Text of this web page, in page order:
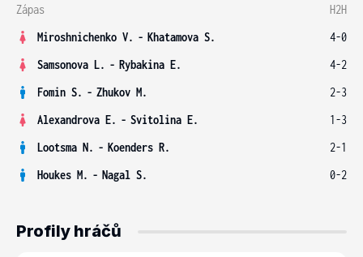
Zápas
H2H
Miroshnichenko V. - Khatamova S.
4-0
Samsonova L. - Rybakina E.
4-2
Fomin S. - Zhukov M.
2-3
Alexandrova E. - Svitolina E.
1-3
Lootsma N. - Koenders R.
2-1
Houkes M. - Nagal S. 0-2
Profily hráčů